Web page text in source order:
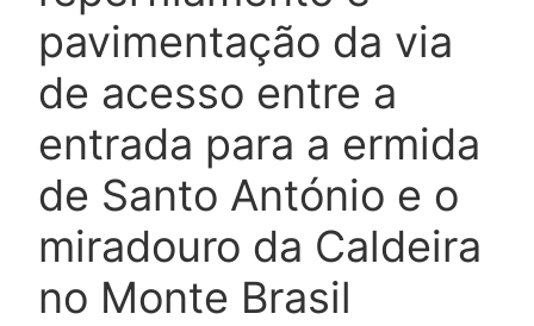
pavimentação da via
de acesso entre a
entrada para a ermida
de Santo António e o
miradouro da Caldeira
no Monte Brasil